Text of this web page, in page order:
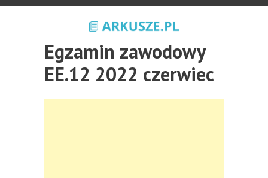
Egzamin zawodowy
EE.12 2022 czerwiec